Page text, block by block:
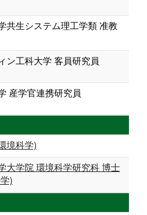
共生システム理工学類 准教
ン工科大学 客員研究員
産学官連携研究員
境科学)
大学院 環境科学研究科 博士
)